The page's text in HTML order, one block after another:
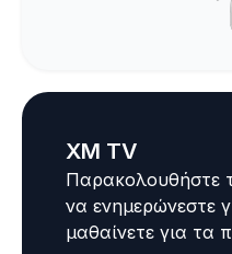
XM TV
Παρακολουθήστε
να ενημερώνεστε
μαθαίνετε για τα